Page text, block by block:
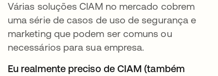
Várias soluções CIAM no mercado cobrem
uma série de casos de uso de segurança e
marketing que podem ser comuns ou
necessários para sua empresa.
Eu realmente preciso de CIAM (também